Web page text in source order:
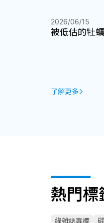
被低估的牡
2026/06/15
了解更多
熱門標
綠雜誌專欄